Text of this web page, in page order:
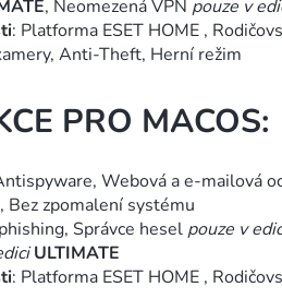
, Neomezená VPN pouze v
: Platforma ESET HOME ,
Anti-Theft, Herní režim
PRO MACOS:
Webová a e-mailová
zpomalení systému
Správce hesel pouze v
ULTIMATE
: Platforma ESET HOME ,